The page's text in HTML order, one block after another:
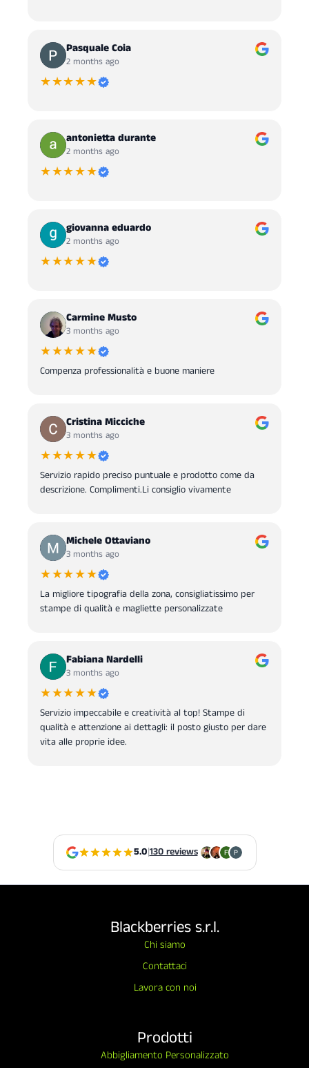
Pasquale Coia
2 months ago
★★★★★
antonietta durante
2 months ago
★★★★★
giovanna eduardo
2 months ago
★★★★★
Carmine Musto
3 months ago
★★★★★
Compenza professionalità e buone maniere
Cristina Micciche
3 months ago
★★★★★
Servizio rapido preciso puntuale e prodotto come da
descrizione. Complimenti.Li consiglio vivamente
Michele Ottaviano
3 months ago
★★★★★
La migliore tipografia della zona, consigliatissimo per
stampe di qualità e magliette personalizzate
Fabiana Nardelli
3 months ago
★★★★★
Servizio impeccabile e creatività al top! Stampe di
qualità e attenzione ai dettagli: il posto giusto per dare
vita alle proprie idee.
5.0|130 reviews
Blackberries s.r.l.
Chi siamo
Contattaci
Lavora con noi
Prodotti
Abbigliamento Personalizzato